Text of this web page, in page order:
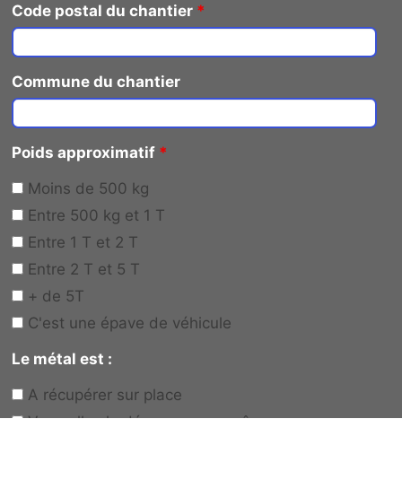
Code postal du chantier *
Commune du chantier
Poids approximatif *
Moins de 500 kg
Entre 500 kg et 1 T
Entre 1 T et 2 T
Entre 2 T et 5 T
+ de 5T
C'est une épave de véhicule
Le métal est :
A récupérer sur place
Vous allez le déposer vous-même